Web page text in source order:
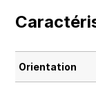
Orientation